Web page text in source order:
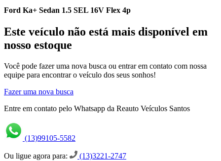
Ford Ka+ Sedan 1.5 SEL 16V Flex 4p
Este veículo não está mais disponível em
nosso estoque
Você pode fazer uma nova busca ou entrar em contato com nossa
equipe para encontrar o veículo dos seus sonhos!
Fazer uma nova busca
Entre em contato pelo Whatsapp da Reauto Veículos Santos
(13)99105-5582
Ou ligue agora para: (13)3221-2747